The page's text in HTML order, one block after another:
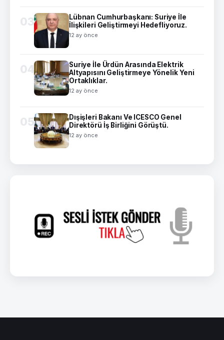
03
Lübnan Cumhurbaşkanı: Suriye İle
İlişkileri Geliştirmeyi Hedefliyoruz.
12 ay önce
04
Suriye İle Ürdün Arasında Elektrik
Altyapısını Geliştirmeye Yönelik Yeni
Ortaklıklar.
12 ay önce
05
Dışişleri Bakanı Ve ICESCO Genel
Direktörü İş Birliğini Görüştü.
12 ay önce